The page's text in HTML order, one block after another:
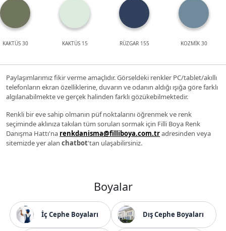
KAKTÜS 30 KAKTÜS 15 RÜZGAR 155 KOZMİK 30
Paylaşımlarımız fikir verme amaçlıdır. Görseldeki renkler PC/tablet/akıllı
telefonların ekran özelliklerine, duvarın ve odanın aldığı ışığa göre farklı
algılanabilmekte ve gerçek halinden farklı gözükebilmektedir.
Renkli bir eve sahip olmanın püf noktalarını öğrenmek ve renk
seçiminde aklınıza takılan tüm soruları sormak için Filli Boya Renk
Danışma Hattı'na renkdanisma@filliboya.com.tradresinden veya
sitemizde yer alan chatbot'tan ulaşabilirsiniz.
Boyalar
İç Cephe Boyaları Dış Cephe Boyaları